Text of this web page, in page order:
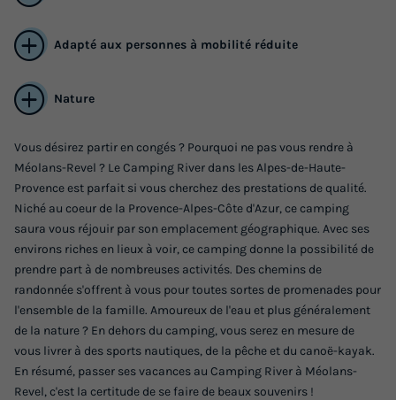
MOBILHOME 6 personnes - IRM PLUS
Annulation gratuite
Surface
32m²
Adultes
6
Chambres
2
Salle de bain
1
Terrasse semi-couverte Accès wifi Animaux autorisés *
Cafetière Chaise longue
+ 5
MOBILHOME 6 personnes - IRM PLUS
Adapté aux personnes à mobilité réduite
Nature
Vous désirez partir en congés ? Pourquoi ne pas vous rendre à
Méolans-Revel ? Le Camping River dans les Alpes-de-Haute-
Provence est parfait si vous cherchez des prestations de qualité.
Niché au coeur de la Provence-Alpes-Côte d'Azur, ce camping
saura vous réjouir par son emplacement géographique. Avec ses
environs riches en lieux à voir, ce camping donne la possibilité de
prendre part à de nombreuses activités. Des chemins de
randonnée s'offrent à vous pour toutes sortes de promenades pour
l'ensemble de la famille. Amoureux de l'eau et plus généralement
de la nature ? En dehors du camping, vous serez en mesure de
vous livrer à des sports nautiques, de la pêche et du canoë-kayak.
En résumé, passer ses vacances au Camping River à Méolans-
Revel, c'est la certitude de se faire de beaux souvenirs !